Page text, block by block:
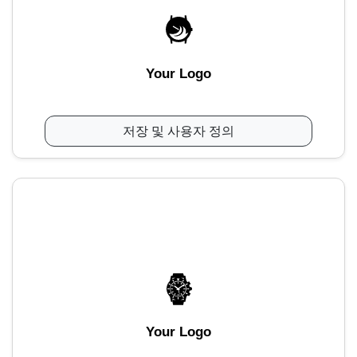
Your Logo
저장 및 사용자 정의
Your Logo